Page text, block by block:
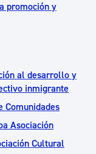
promoción y
al desarrollo y
inmigrante
Comunidades
Asociación
Cultural